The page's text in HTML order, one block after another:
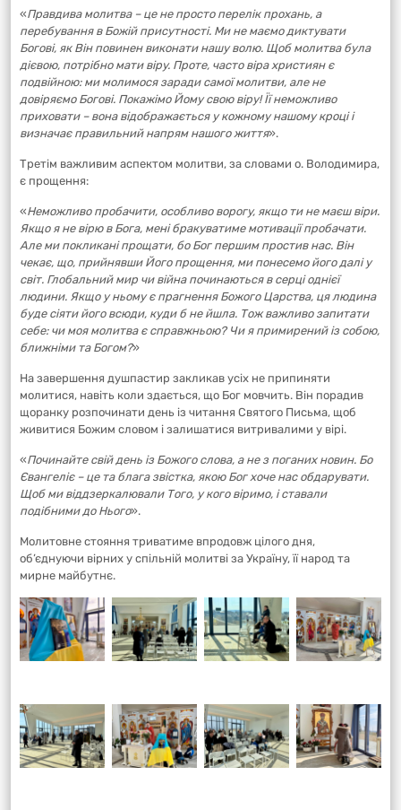
«Правдива молитва – це не просто перелік прохань, а
перебування в Божій присутності. Ми не маємо диктувати
Богові, як Він повинен виконати нашу волю. Щоб молитва була
дієвою, потрібно мати віру. Проте, часто віра християн є
подвійною: ми молимося заради самої молитви, але не
довіряємо Богові. Покажімо Йому свою віру! Її неможливо
приховати – вона відображається у кожному нашому кроці і
визначає правильний напрям нашого життя».
Третім важливим аспектом молитви, за словами о. Володимира,
є прощення:
«Неможливо пробачити, особливо ворогу, якщо ти не маєш віри.
Якщо я не вірю в Бога, мені бракуватиме мотивації пробачати.
Але ми покликані прощати, бо Бог першим простив нас. Він
чекає, що, прийнявши Його прощення, ми понесемо його далі у
світ. Глобальний мир чи війна починаються в серці однієї
людини. Якщо у ньому є прагнення Божого Царства, ця людина
буде сіяти його всюди, куди б не йшла. Тож важливо запитати
себе: чи моя молитва є справжньою? Чи я примирений із собою,
ближніми та Богом?»
На завершення душпастир закликав усіх не припиняти
молитися, навіть коли здається, що Бог мовчить. Він порадив
щоранку розпочинати день із читання Святого Письма, щоб
живитися Божим словом і залишатися витривалими у вірі.
«Починайте свій день із Божого слова, а не з поганих новин. Бо
Євангеліє – це та блага звістка, якою Бог хоче нас обдарувати.
Щоб ми віддзеркалювали Того, у кого віримо, і ставали
подібними до Нього».
Молитовне стояння триватиме впродовж цілого дня,
об’єднуючи вірних у спільній молитві за Україну, її народ та
мирне майбутнє.